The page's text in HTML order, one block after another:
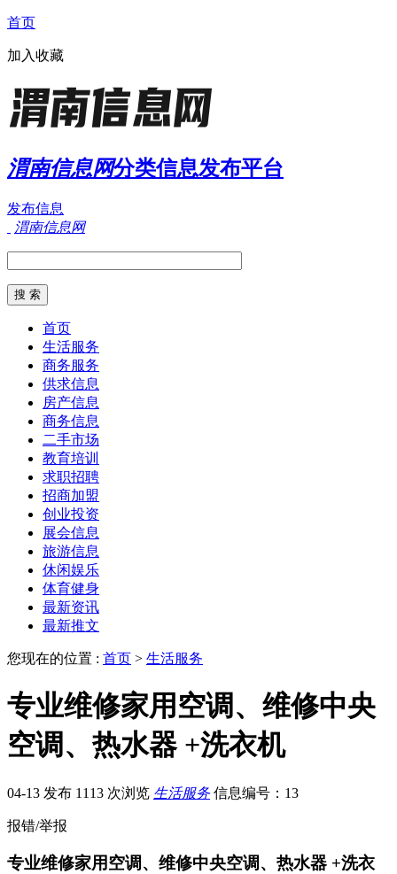
首页
加入收藏
渭南信息网分类信息发布平台
发布信息
渭南信息网
首页
生活服务
商务服务
供求信息
房产信息
商务信息
二手市场
教育培训
求职招聘
招商加盟
创业投资
展会信息
旅游信息
休闲娱乐
体育健身
最新资讯
最新推文
您现在的位置 : 首页 > 生活服务
专业维修家用空调、维修中央
空调、热水器 +洗衣机
04-13 发布 1113 次浏览 生活服务 信息编号：13
报错/举报
专业维修家用空调、维修中央空调、热水器 +洗衣